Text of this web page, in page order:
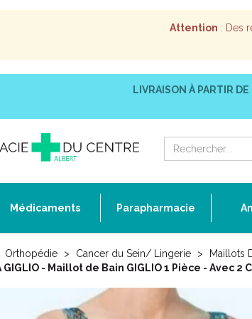
Attention : Des
LIVRAISON À PARTIR DE
Médicaments Parapharmacie
Orthopédie Cancer du Sein/ Lingerie
Maillots
GIGLIO - Maillot de Bain GIGLIO 1 Pièce - Avec